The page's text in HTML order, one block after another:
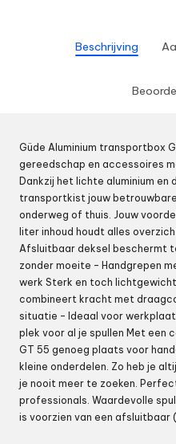
Beschrijving
Güde Aluminium transportbox
gereedschap en accessoires
Dankzij het lichte aluminium
transportkist jouw
onderweg of thuis. Jouw
liter inhoud houdt alles
Afsluitbaar deksel beschermt
zonder moeite – Handgrepen
werk Sterk en toch
combineert kracht met
situatie – Ideaal voor
plek voor al je spullen Met
GT 55 genoeg plaats voor
kleine onderdelen. Zo heb je
je nooit meer te zoeken.
professionals. Waardevolle
is voorzien van een afsluitbaar